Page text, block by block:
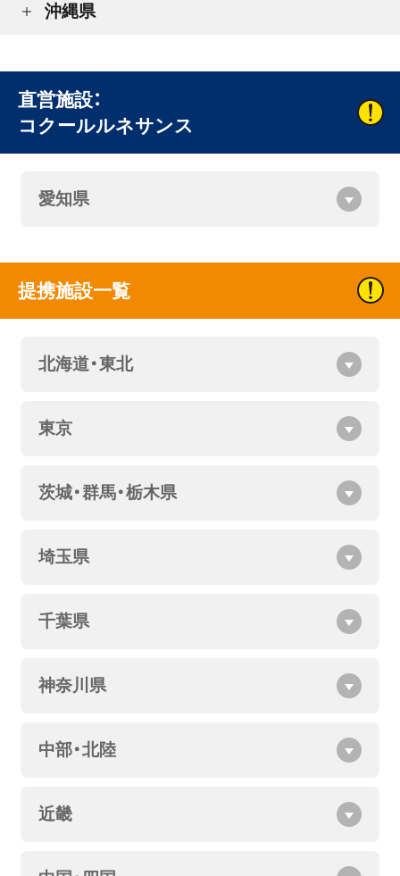
沖縄県
直営施設：
コクールルネサンス
愛知県
提携施設一覧
北海道・東北
東京
茨城・群馬・栃木県
埼玉県
千葉県
神奈川県
中部・北陸
近畿